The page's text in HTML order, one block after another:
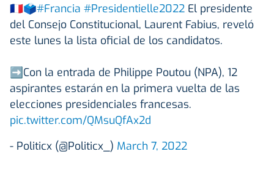
🇫🇷🗳️#Francia #Presidentielle2022 El presidente
del Consejo Constitucional, Laurent Fabius, reveló
este lunes la lista oficial de los candidatos.
➡️Con la entrada de Philippe Poutou (NPA), 12
aspirantes estarán en la primera vuelta de las
elecciones presidenciales francesas.
pic.twitter.com/QMsuQfAx2d
- Politicx (@Politicx_) March 7, 2022